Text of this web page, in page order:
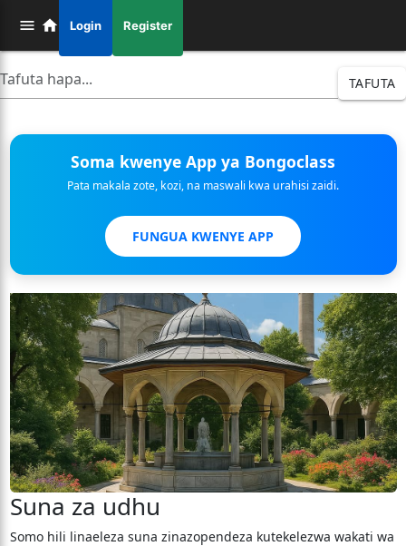
Login Register
TAFUTA
Soma kwenye App ya Bongoclass
Pata makala zote, kozi, na maswali kwa urahisi zaidi.
FUNGUA KWENYE APP
Suna za udhu
Somo hili linaeleza suna zinazopendeza kutekelezwa wakati wa